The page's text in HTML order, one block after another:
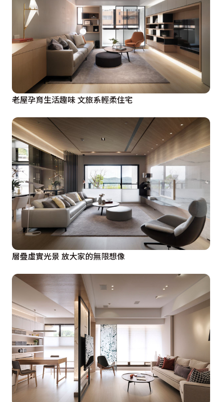
老屋孕育生活趣味 文旅系輕柔住宅
層疊虛實光景 放大家的無限想像